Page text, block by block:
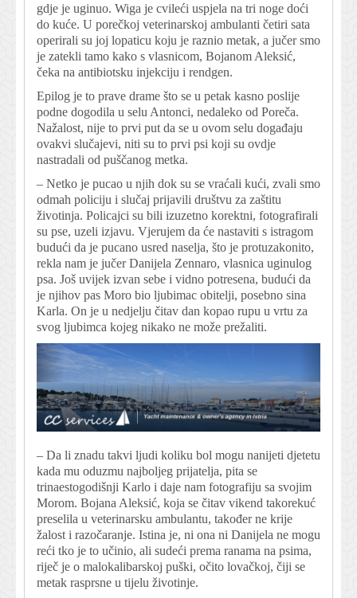
gdje je uginuo. Wiga je cvileći uspjela na tri noge doći
do kuće. U porečkoj veterinarskoj ambulanti četiri sata
operirali su joj lopaticu koju je raznio metak, a jučer smo
je zatekli tamo kako s vlasnicom, Bojanom Aleksić,
čeka na antibiotsku injekciju i rendgen.
Epilog je to prave drame što se u petak kasno poslije
podne dogodila u selu Antonci, nedaleko od Poreča.
Nažalost, nije to prvi put da se u ovom selu događaju
ovakvi slučajevi, niti su to prvi psi koji su ovdje
nastradali od puščanog metka.
– Netko je pucao u njih dok su se vraćali kući, zvali smo
odmah policiju i slučaj prijavili društvu za zaštitu
životinja. Policajci su bili izuzetno korektni, fotografirali
su pse, uzeli izjavu. Vjerujem da će nastaviti s istragom
budući da je pucano usred naselja, što je protuzakonito,
rekla nam je jučer Danijela Zennaro, vlasnica uginulog
psa. Još uvijek izvan sebe i vidno potresena, budući da
je njihov pas Moro bio ljubimac obitelji, posebno sina
Karla. On je u nedjelju čitav dan kopao rupu u vrtu za
svog ljubimca kojeg nikako ne može prežaliti.
– Da li znadu takvi ljudi koliku bol mogu nanijeti djetetu
kada mu oduzmu najboljeg prijatelja, pita se
trinaestogodišnji Karlo i daje nam fotografiju sa svojim
Morom. Bojana Aleksić, koja se čitav vikend takorekuć
preselila u veterinarsku ambulantu, također ne krije
žalost i razočaranje. Istina je, ni ona ni Danijela ne mogu
reći tko je to učinio, ali sudeći prema ranama na psima,
riječ je o malokalibarskoj puški, očito lovačkoj, čiji se
metak rasprsne u tijelu životinje.